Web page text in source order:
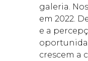
galeria.
em 2022.
e a
crescem a